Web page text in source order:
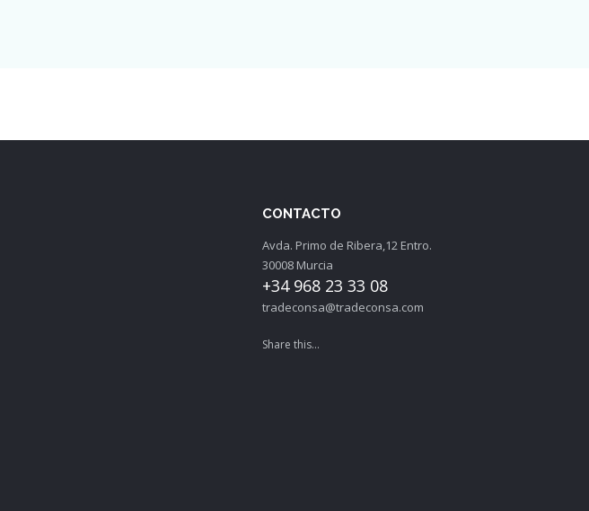
CONTACTO
Avda. Primo de Ribera,12 Entro.
30008 Murcia
+34 968 23 33 08
tradeconsa@tradeconsa.com
Share this...